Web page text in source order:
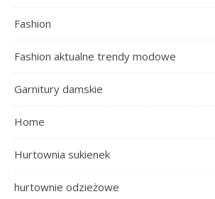
Fashion
Fashion aktualne trendy modowe
Garnitury damskie
Home
Hurtownia sukienek
hurtownie odzieżowe